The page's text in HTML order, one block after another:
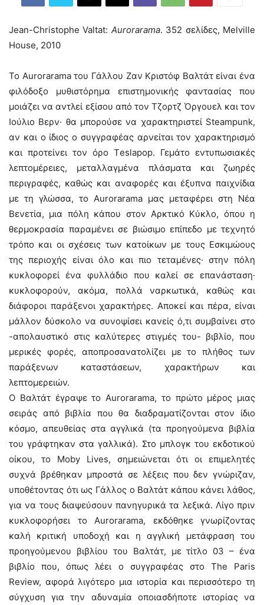
Jean-Christophe Valtat: Aurorarama. 352 σελίδες, Melville
House, 2010
Το Aurorarama του Γάλλου Ζαν Κριστόφ Βαλτάτ είναι ένα
φιλόδοξο μυθιστόρημα επιστημονικής φαντασίας που
μοιάζει να αντλεί εξίσου από τον Τζορτζ Όργουελ και τον
Ιούλιο Βερν· θα μπορούσε να χαρακτηριστεί Steampunk,
αν και ο ίδιος ο συγγραφέας αρνείται τον χαρακτηρισμό
και προτείνει τον όρο Τeslapop. Γεμάτο εντυπωσιακές
λεπτομέρειες, μεταλλαγμένα πλάσματα και ζωηρές
περιγραφές, καθώς και αναφορές και έξυπνα παιχνίδια
με τη γλώσσα, το Aurorarama μας μεταφέρει στη Νέα
Βενετία, μια πόλη κάπου στον Αρκτικό Κύκλο, όπου η
θερμοκρασία παραμένει σε βιώσιμο επίπεδο με τεχνητό
τρόπο και οι σχέσεις των κατοίκων με τους Εσκιμώους
της περιοχής είναι όλο και πιο τεταμένες· στην πόλη
κυκλοφορεί ένα φυλλάδιο που καλεί σε επανάσταση·
κυκλοφορούν, ακόμα, πολλά ναρκωτικά, καθώς και
διάφοροι παράξενοι χαρακτήρες. Αποκεί και πέρα, είναι
μάλλον δύσκολο να συνοψίσει κανείς ό,τι συμβαίνει στο
-απολαυστικό στις καλύτερες στιγμές του- βιβλίο, που
μερικές φορές, αποπροσανατολίζει με το πλήθος των
παράξενων καταστάσεων, χαρακτήρων και
λεπτομερειών.
Ο Βαλτάτ έγραψε το Aurorarama, το πρώτο μέρος μιας
σειράς από βιβλία που θα διαδραματίζονται στον ίδιο
κόσμο, απευθείας στα αγγλικά (τα προηγούμενα βιβλία
του γράφτηκαν στα γαλλικά). Στο μπλογκ του εκδοτικού
οίκου, το Moby Lives, σημειώνεται ότι οι επιμελητές
συχνά βρέθηκαν μπροστά σε λέξεις που δεν γνώριζαν,
υποθέτοντας ότι ως Γάλλος ο Βαλτάτ κάπου κάνει λάθος,
για να τους διαψεύσουν πανηγυρικά τα λεξικά. Λίγο πριν
κυκλοφορήσει το Aurorarama, εκδόθηκε γνωρίζοντας
καλή κριτική υποδοχή και η αγγλική μετάφραση του
προηγούμενου βιβλίου του Βαλτάτ, με τίτλο 03 – ένα
βιβλίο που, όπως λέει ο συγγραφέας στο The Paris
Review, αφορά λιγότερο μια ιστορία και περισσότερο τη
σύγχυση για την αδυναμία οποιασδήποτε ιστορίας να